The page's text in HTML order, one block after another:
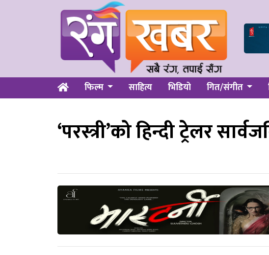
फिल्म साहित्य भिडियो गित/संगीत
‘परस्त्री’को हिन्दी ट्रेलर